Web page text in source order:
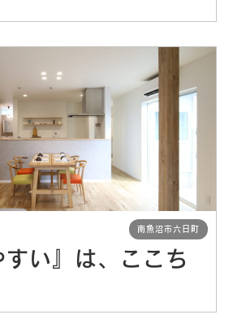
南魚沼市六日町
すい』は、ここち